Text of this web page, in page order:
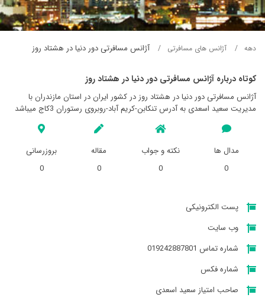
دهه آژانس های مسافرتی آژانس مسافرتی دور دنيا در هشتاد روز
کوتاه درباره آژانس مسافرتی دور دنيا در هشتاد روز
آژانس مسافرتی دور دنيا در هشتاد روز در کشور ایران در استان مازندران با
مدیریت سعید اسعدی به آدرس تنکابن-کریم آباد-روبروی رستوران 3کاج میباشد
مدال ها
0
نکته و جواب
0
مقاله
0
بروزرسانی
0
پست الکترونیکی
وب سایت
شماره تماس 019242887801
شماره فکس
صاحب امتیاز سعید اسعدی